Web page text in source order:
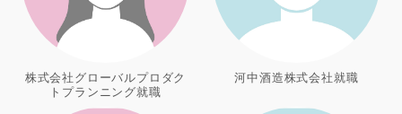
株式会社グローバルプロダク
トプランニング就職
河中酒造株式会社就職